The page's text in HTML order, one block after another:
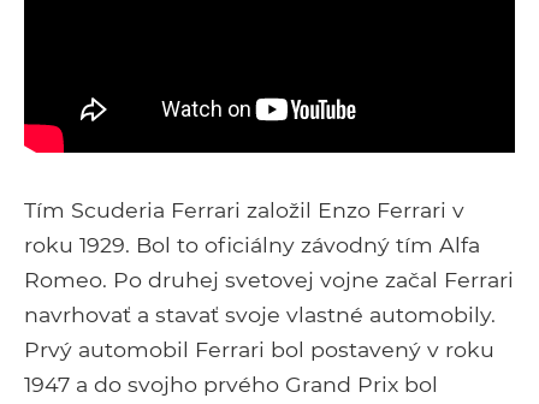
Tím Scuderia Ferrari založil Enzo Ferrari v
roku 1929. Bol to oficiálny závodný tím Alfa
Romeo. Po druhej svetovej vojne začal Ferrari
navrhovať a stavať svoje vlastné automobily.
Prvý automobil Ferrari bol postavený v roku
1947 a do svojho prvého Grand Prix bol